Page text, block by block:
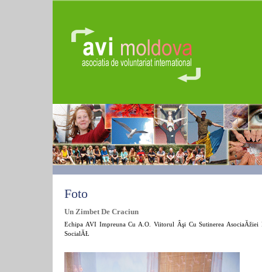
Foto
Un Zimbet De Craciun
Echipa AVI Impreuna Cu A.O. Viitorul Âşi Cu Sutinerea
SocialĂŁ